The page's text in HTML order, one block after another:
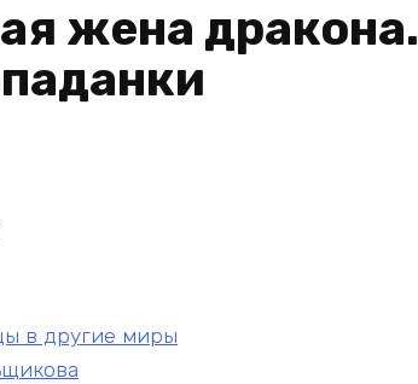
жена дракона.
в другие миры